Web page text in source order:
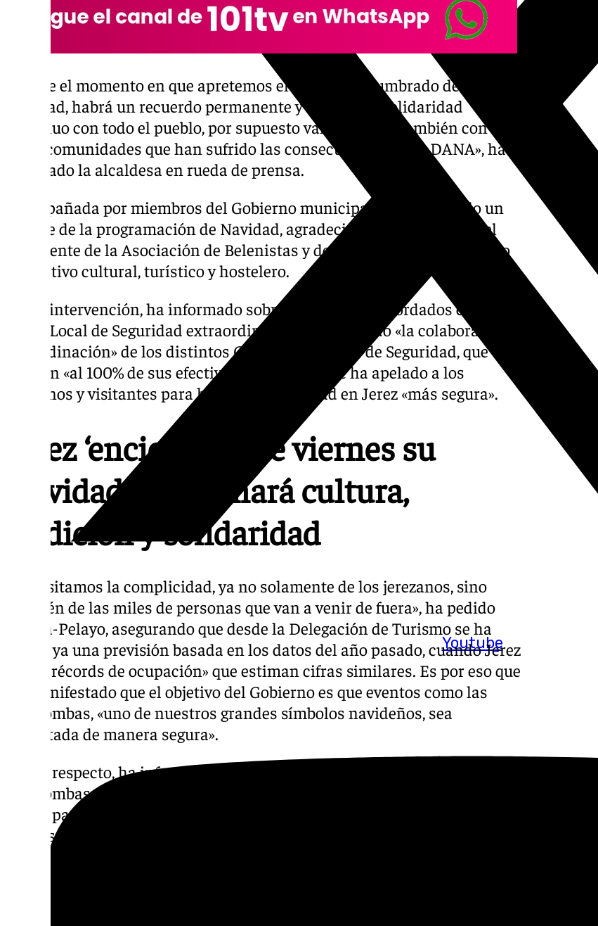
Youtube
«Desde el momento en que apretemos el botón del alumbrado de la
Navidad, habrá un recuerdo permanente y un lazo de solidaridad
continuo con todo el pueblo, por supuesto valenciano, y también con
otras comunidades que han sufrido las consecuencias de la DANA», ha
explicado la alcaldesa en rueda de prensa.
Acompañada por miembros del Gobierno municipal, ha presentado un
avance de la programación de Navidad, agradeciendo la presencia del
presidente de la Asociación de Belenistas y de representantes del tejido
asociativo cultural, turístico y hostelero.
En su intervención, ha informado sobre los aspectos abordados en la
Junta Local de Seguridad extraordinaria, agradeciendo «la colaboración
y coordinación» de los distintos Cuerpos y Fuerzas de Seguridad, que
estarán «al 100% de sus efectivos», al tiempo que ha apelado a los
jerezanos y visitantes para hacer de la Navidad en Jerez «más segura».
Jerez ‘enciende’ este viernes su
Navidad, que aunará cultura,
tradición y solidaridad
«Necesitamos la complicidad, ya no solamente de los jerezanos, sino
también de las miles de personas que van a venir de fuera», ha pedido
García-Pelayo, asegurando que desde la Delegación de Turismo se ha
hecho ya una previsión basada en los datos del año pasado, cuando Jerez
«batió récords de ocupación» que estiman cifras similares. Es por eso que
ha manifestado que el objetivo del Gobierno es que eventos como las
zambombas, «uno de nuestros grandes símbolos navideños, sea
disfrutada de manera segura».
A este respecto, ha informado que «a día de hoy» hay 35 expedientes de
zambombas que se encuentran en distintas fases de autorización, y que
el año pasado se registraron un total de 43. No obstante, ha apuntado
que los expedientes «se van cerrando cada 15 días», por lo tanto «todavía